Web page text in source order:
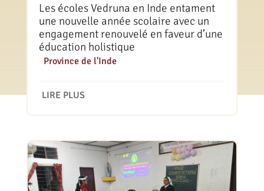
Les écoles Vedruna en Inde entament
une nouvelle année scolaire avec un
engagement renouvelé en faveur d’une
éducation holistique
Province de l'Inde
LIRE PLUS